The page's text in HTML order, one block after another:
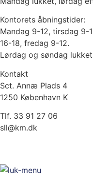
Kontorets åbningstider:
Mandag 9-12, tirsdag 9-
16-18, fredag 9-12.
Lørdag og søndag lukket
Kontakt
Sct. Annæ Plads 4
1250 København K
Tlf. 33 91 27 06
sll@km.dk